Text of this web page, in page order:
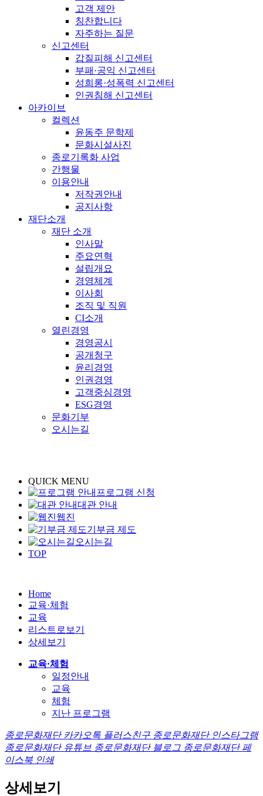
고객 제안
칭찬합니다
자주하는 질문
신고센터
갑질피해 신고센터
부패·공익 신고센터
성희롱·성폭력 신고센터
인권침해 신고센터
아카이브
컬렉션
윤동주 문학제
문화시설사진
종로기록화 사업
간행물
이용안내
저작권안내
공지사항
재단소개
재단 소개
인사말
주요연혁
설립개요
경영체계
이사회
조직 및 직원
CI소개
열린경영
경영공시
공개청구
윤리경영
인권경영
고객중심경영
ESG경영
문화기부
오시는길
QUICK MENU
프로그램 신청
대관 안내
웹진
기부금 제도
오시는길
TOP
Home
교육·체험
교육
리스트로보기
상세보기
교육·체험
일정안내
교육
체험
지난 프로그램
종로문화재단 카카오톡 플러스친구 종로문화재단 인스타그램
종로문화재단 유튜브 종로문화재단 블로그 종로문화재단 페
이스북 인쇄
상세보기